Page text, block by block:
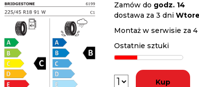
Zamów do godz. 14
dostawa za 3 dni
Montaż w serwisie za
Ostatnie sztuki
Kup